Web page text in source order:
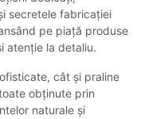
secretele fabricației
pe piață produse
atenție la detaliu.
cât și praline
obținute prin
naturale și